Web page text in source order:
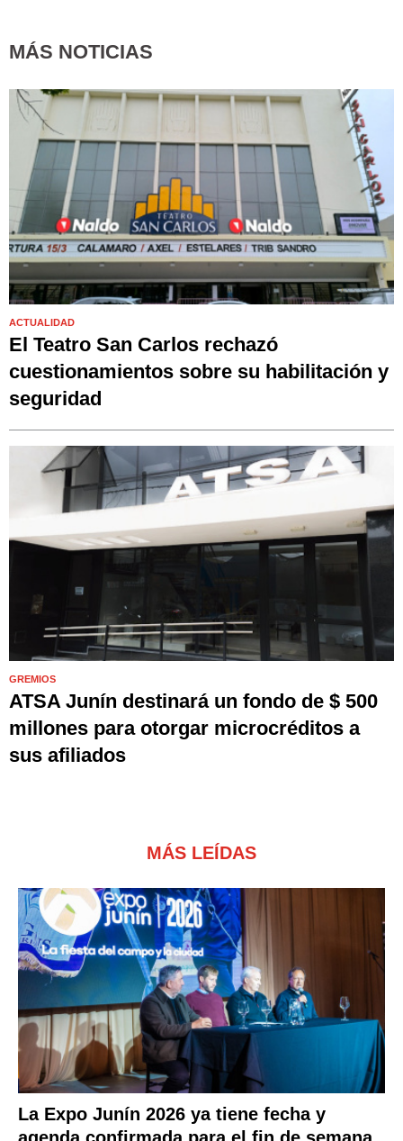
MÁS NOTICIAS
ACTUALIDAD
El Teatro San Carlos rechazó
cuestionamientos sobre su habilitación y
seguridad
GREMIOS
ATSA Junín destinará un fondo de $ 500
millones para otorgar microcréditos a
sus afiliados
MÁS LEÍDAS
La Expo Junín 2026 ya tiene fecha y